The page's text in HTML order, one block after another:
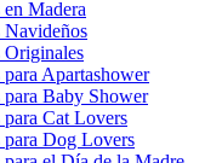
Madera
Navideños
Originales
para Apartashower
para Baby Shower
para Cat Lovers
para Dog Lovers